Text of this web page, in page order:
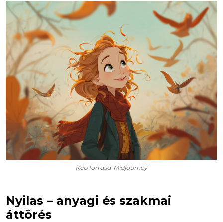
Kép forrása: Midjourney
Nyilas – anyagi és szakmai
áttörés